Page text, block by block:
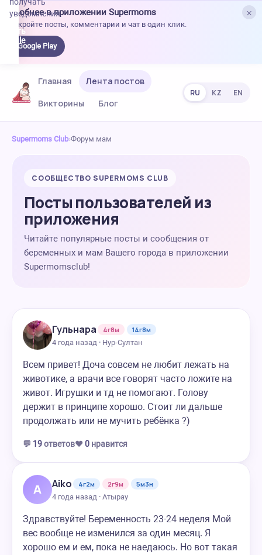
×
Удобнее в приложении Supermoms
Откройте посты, комментарии и чат в один клик.
Google Play
уведомления.
Главная
Лента постов
Викторины
Блог
RU KZ EN
Supermoms Club›Форум мам
СООБЩЕСТВО SUPERMOMS CLUB
Посты пользователей из
приложения
Читайте популярные посты и сообщения от
беременных и мам Вашего города в приложении
Supermomsclub!
Гульнара 4г8м
14г8м
4 года назад · Нур-Султан
Всем привет! Доча совсем не любит лежать на
животике, а врачи все говорят часто ложите на
живот. Игрушки и тд не помогают. Голову
держит в принципе хорошо. Стоит ли дальше
продолжать или не мучить ребёнка ?)
💬 19ответов❤️ 0 нравится
A Aiko 4г2м 2г9м
5м3н
4 года назад · Атырау
Здравствуйте! Беременность 23-24 неделя Мой
вес вообще не изменился за один месяц. Я
хорошо ем и ем, пока не наедаюсь. Но вот такая